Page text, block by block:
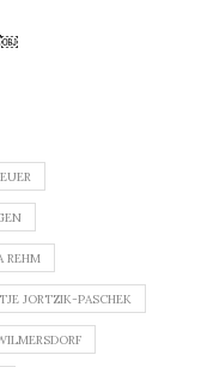
REHM
JORTZIK-PASCHEK